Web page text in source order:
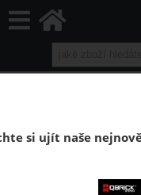
Plastový
si ujít naše